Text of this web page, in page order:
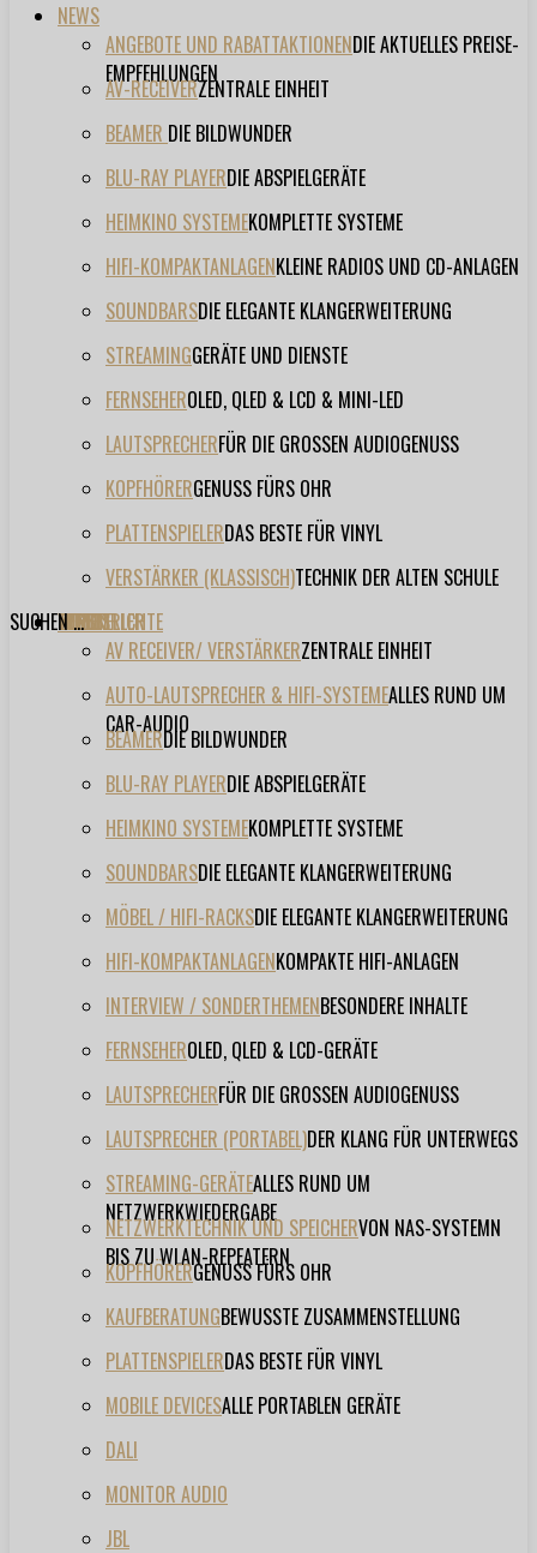
NEWS
ANGEBOTE UND RABATTAKTIONENDIE AKTUELLES PREISE-
EMPFEHLUNGEN
AV-RECEIVERZENTRALE EINHEIT
BEAMER DIE BILDWUNDER
BLU-RAY PLAYERDIE ABSPIELGERÄTE
HEIMKINO SYSTEMEKOMPLETTE SYSTEME
HIFI-KOMPAKTANLAGENKLEINE RADIOS UND CD-ANLAGEN
SOUNDBARSDIE ELEGANTE KLANGERWEITERUNG
STREAMINGGERÄTE UND DIENSTE
FERNSEHEROLED, QLED & LCD & MINI-LED
LAUTSPRECHERFÜR DIE GROSSEN AUDIOGENUSS
KOPFHÖRERGENUSS FÜRS OHR
PLATTENSPIELERDAS BESTE FÜR VINYL
VERSTÄRKER (KLASSISCH)TECHNIK DER ALTEN SCHULE
TESTBERICHTE
AV RECEIVER/ VERSTÄRKERZENTRALE EINHEIT
AUTO-LAUTSPRECHER & HIFI-SYSTEMEALLES RUND UM
CAR-AUDIO
BEAMERDIE BILDWUNDER
BLU-RAY PLAYERDIE ABSPIELGERÄTE
HEIMKINO SYSTEMEKOMPLETTE SYSTEME
SOUNDBARSDIE ELEGANTE KLANGERWEITERUNG
MÖBEL / HIFI-RACKSDIE ELEGANTE KLANGERWEITERUNG
HIFI-KOMPAKTANLAGENKOMPAKTE HIFI-ANLAGEN
INTERVIEW / SONDERTHEMENBESONDERE INHALTE
FERNSEHEROLED, QLED & LCD-GERÄTE
LAUTSPRECHERFÜR DIE GROSSEN AUDIOGENUSS
LAUTSPRECHER (PORTABEL)DER KLANG FÜR UNTERWEGS
STREAMING-GERÄTEALLES RUND UM
NETZWERKWIEDERGABE
NETZWERKTECHNIK UND SPEICHERVON NAS-SYSTEMN
BIS ZU WLAN-REPEATERN
KOPFHÖRERGENUSS FÜRS OHR
KAUFBERATUNGBEWUSSTE ZUSAMMENSTELLUNG
PLATTENSPIELERDAS BESTE FÜR VINYL
MOBILE DEVICESALLE PORTABLEN GERÄTE
FORUM
FILME
VIDEOS
HERSTELLER
DALI
MONITOR AUDIO
JBL
EVENT
SUCHEN ...